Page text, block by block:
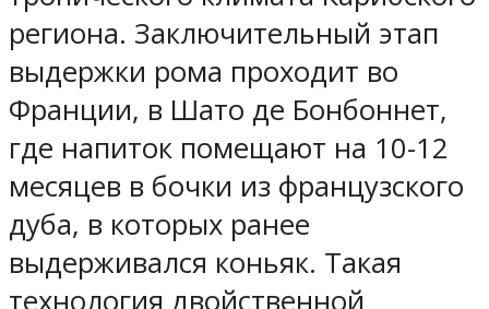
региона. Заключительный этап
выдержки рома проходит во
Франции, в Шато де Бонбоннет,
где напиток помещают на 10-12
месяцев в бочки из французского
дуба, в которых ранее
выдерживался коньяк. Такая
технология двойственной